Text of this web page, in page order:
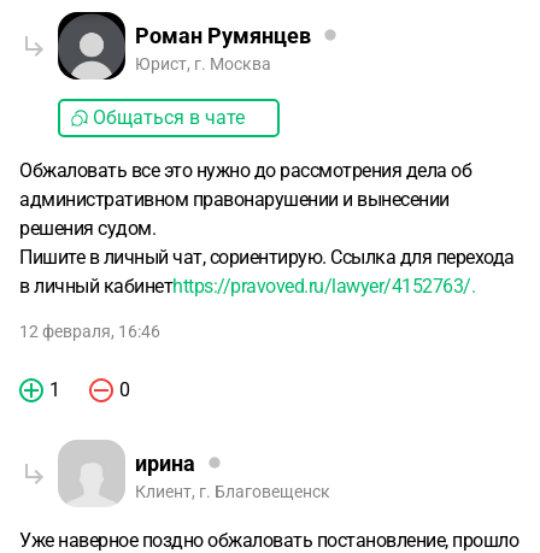
Роман Румянцев
Юрист, г. Москва
Общаться в чате
Обжаловать все это нужно до рассмотрения дела об
административном правонарушении и вынесении
решения судом.
Пишите в личный чат, сориентирую. Ссылка для перехода
в личный кабинетhttps://pravoved.ru/lawyer/4152763/.
12 февраля, 16:46
1 0
ирина
Клиент, г. Благовещенск
Уже наверное поздно обжаловать постановление, прошло